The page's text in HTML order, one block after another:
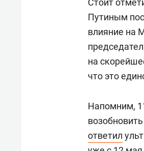
Стоит
Путиным
влияние на
на
что это
Напомним,
ответил